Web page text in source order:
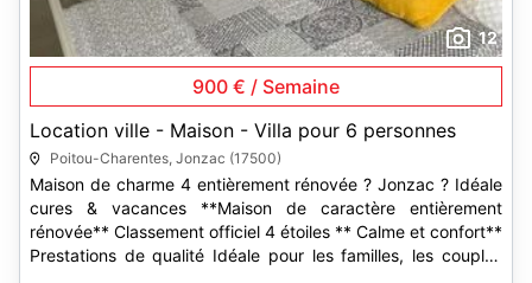
12
900 € / Semaine
Location ville - Maison - Villa pour 6 personnes
Poitou-Charentes, Jonzac (17500)
Maison de charme 4 entièrement rénovée ? Jonzac ? Idéale
cures & vacances **Maison de caractère entièrement
rénovée** Classement officiel 4 étoiles ** Calme et confort**
Prestations de qualité Idéale pour les familles, les couples